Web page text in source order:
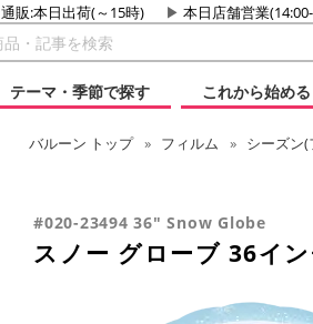
通販:本日出荷(～15時) 本日店舗営業
テーマ・季節で探す
これから始める
バルーン トップ フィルム シーズン
#020-23494 36" Snow Globe
スノー グローブ 36イ